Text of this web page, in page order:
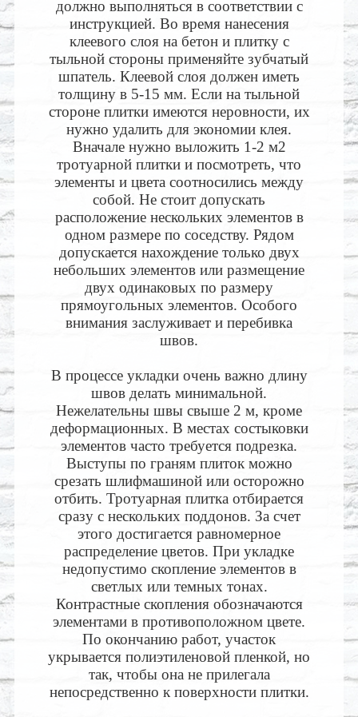
должно выполняться в соответствии с
инструкцией. Во время нанесения
клеевого слоя на бетон и плитку с
тыльной стороны применяйте зубчатый
шпатель. Клеевой слоя должен иметь
толщину в 5-15 мм. Если на тыльной
стороне плитки имеются неровности, их
нужно удалить для экономии клея.
Вначале нужно выложить 1-2 м2
тротуарной плитки и посмотреть, что
элементы и цвета соотносились между
собой. Не стоит допускать
расположение нескольких элементов в
одном размере по соседству. Рядом
допускается нахождение только двух
небольших элементов или размещение
двух одинаковых по размеру
прямоугольных элементов. Особого
внимания заслуживает и перебивка
швов.
В процессе укладки очень важно длину
швов делать минимальной.
Нежелательны швы свыше 2 м, кроме
деформационных. В местах состыковки
элементов часто требуется подрезка.
Выступы по граням плиток можно
срезать шлифмашиной или осторожно
отбить. Тротуарная плитка отбирается
сразу с нескольких поддонов. За счет
этого достигается равномерное
распределение цветов. При укладке
недопустимо скопление элементов в
светлых или темных тонах.
Контрастные скопления обозначаются
элементами в противоположном цвете.
По окончанию работ, участок
укрывается полиэтиленовой пленкой, но
так, чтобы она не прилегала
непосредственно к поверхности плитки.